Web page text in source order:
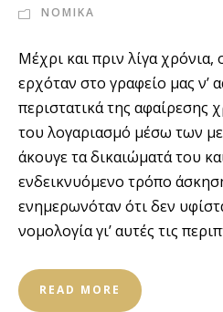
ΝΟΜΙΚΑ
Μέχρι και πριν λίγα
ερχόταν στο γραφείο μας ν’
περιστατικά της αφαίρεσης
του λογαριασμό μέσω των
άκουγε τα δικαιώματά του
ενδεικνυόμενο τρόπο
ενημερωνόταν ότι δεν
νομολογία γι’ αυτές τις
READ MORE